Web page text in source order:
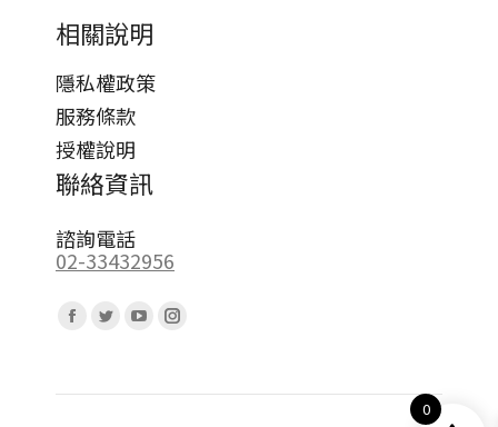
相關說明
隱私權政策
服務條款
授權說明
聯絡資訊
諮詢電話
02-33432956
Facebook
opens
Twitter
opens
YouTube
opens
Instagram
opens
0